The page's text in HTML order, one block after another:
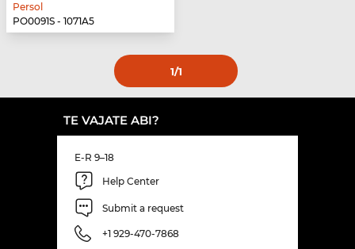
Persol
PO0091S - 1071A5
1/1
TE VAJATE ABI?
E-R 9–18
Help Center
Submit a request
+1 929-470-7868